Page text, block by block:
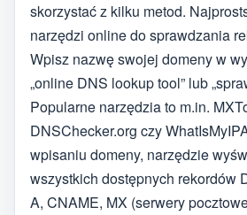
skorzystać z kilku metod.
narzędzi online do sprawdzania
Wpisz nazwę swojej domeny w
„online DNS lookup tool” lub
Popularne narzędzia to m.in.
DNSChecker.org czy
wpisaniu domeny, narzędzie
wszystkich dostępnych rekordów
A, CNAME, MX (serwery